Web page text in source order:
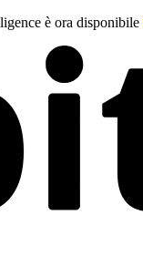
è ora disponibile